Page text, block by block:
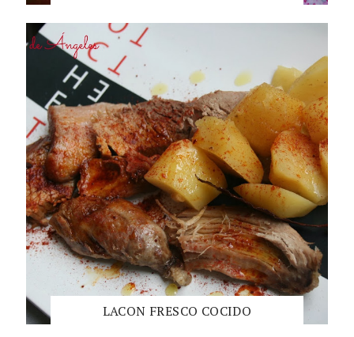
LACON FRESCO COCIDO